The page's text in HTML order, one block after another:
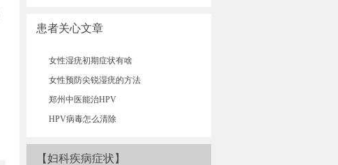
患者关心文章
女性湿疣初期症状有啥
女性预防尖锐湿疣的方法
郑州中医能治HPV
HPV病毒怎么清除
【妇科疾病症状】